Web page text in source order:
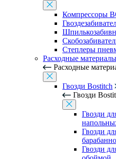
Компрессоры
Степлеры
Расходные
Расходные
Гвозди Bostitch
Гвозди
Гвозди
Гвозди
Гвозди